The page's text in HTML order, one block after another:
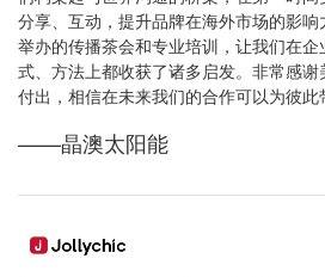
分享、互动，提升品牌在海外市场的影
举办的传播茶会和专业培训，让我们在
式、方法上都收获了诸多启发。非常感
付出，相信在未来我们的合作可以为彼此
——晶澳太阳能